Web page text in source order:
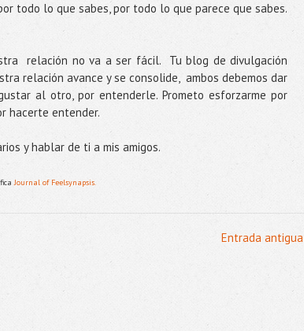
todo lo que sabes, por todo lo que parece que sabes.
relación no va a ser fácil. Tu blog de divulgación
relación avance y se consolide, ambos debemos dar
al otro, por entenderle. Prometo esforzarme por
hacerte entender.
y hablar de ti a mis amigos.
Journal of Feelsynapsis.
Entrada antigua